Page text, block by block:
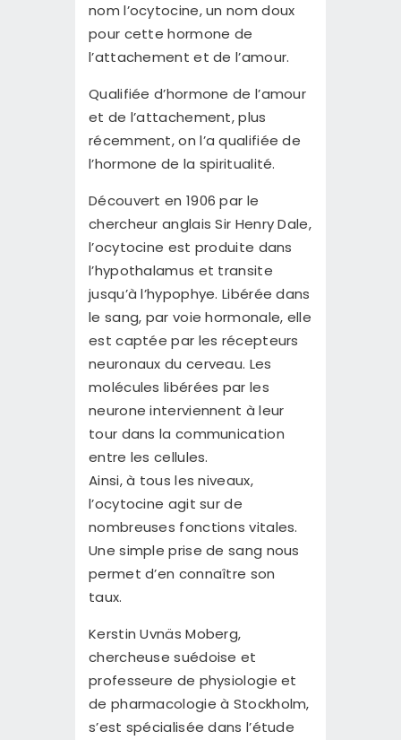
nom l’ocytocine, un nom doux
pour cette hormone de
l’attachement et de l’amour.
Qualifiée d’hormone de l’amour
et de l’attachement, plus
récemment, on l’a qualifiée de
l’hormone de la spiritualité.
Découvert en 1906 par le
chercheur anglais Sir Henry Dale,
l’ocytocine est produite dans
l’hypothalamus et transite
jusqu’à l’hypophye. Libérée dans
le sang, par voie hormonale, elle
est captée par les récepteurs
neuronaux du cerveau. Les
molécules libérées par les
neurone interviennent à leur
tour dans la communication
entre les cellules.
Ainsi, à tous les niveaux,
l’ocytocine agit sur de
nombreuses fonctions vitales.
Une simple prise de sang nous
permet d’en connaître son
taux.
Kerstin Uvnäs Moberg,
chercheuse suédoise et
professeure de physiologie et
de pharmacologie à Stockholm,
s’est spécialisée dans l’étude